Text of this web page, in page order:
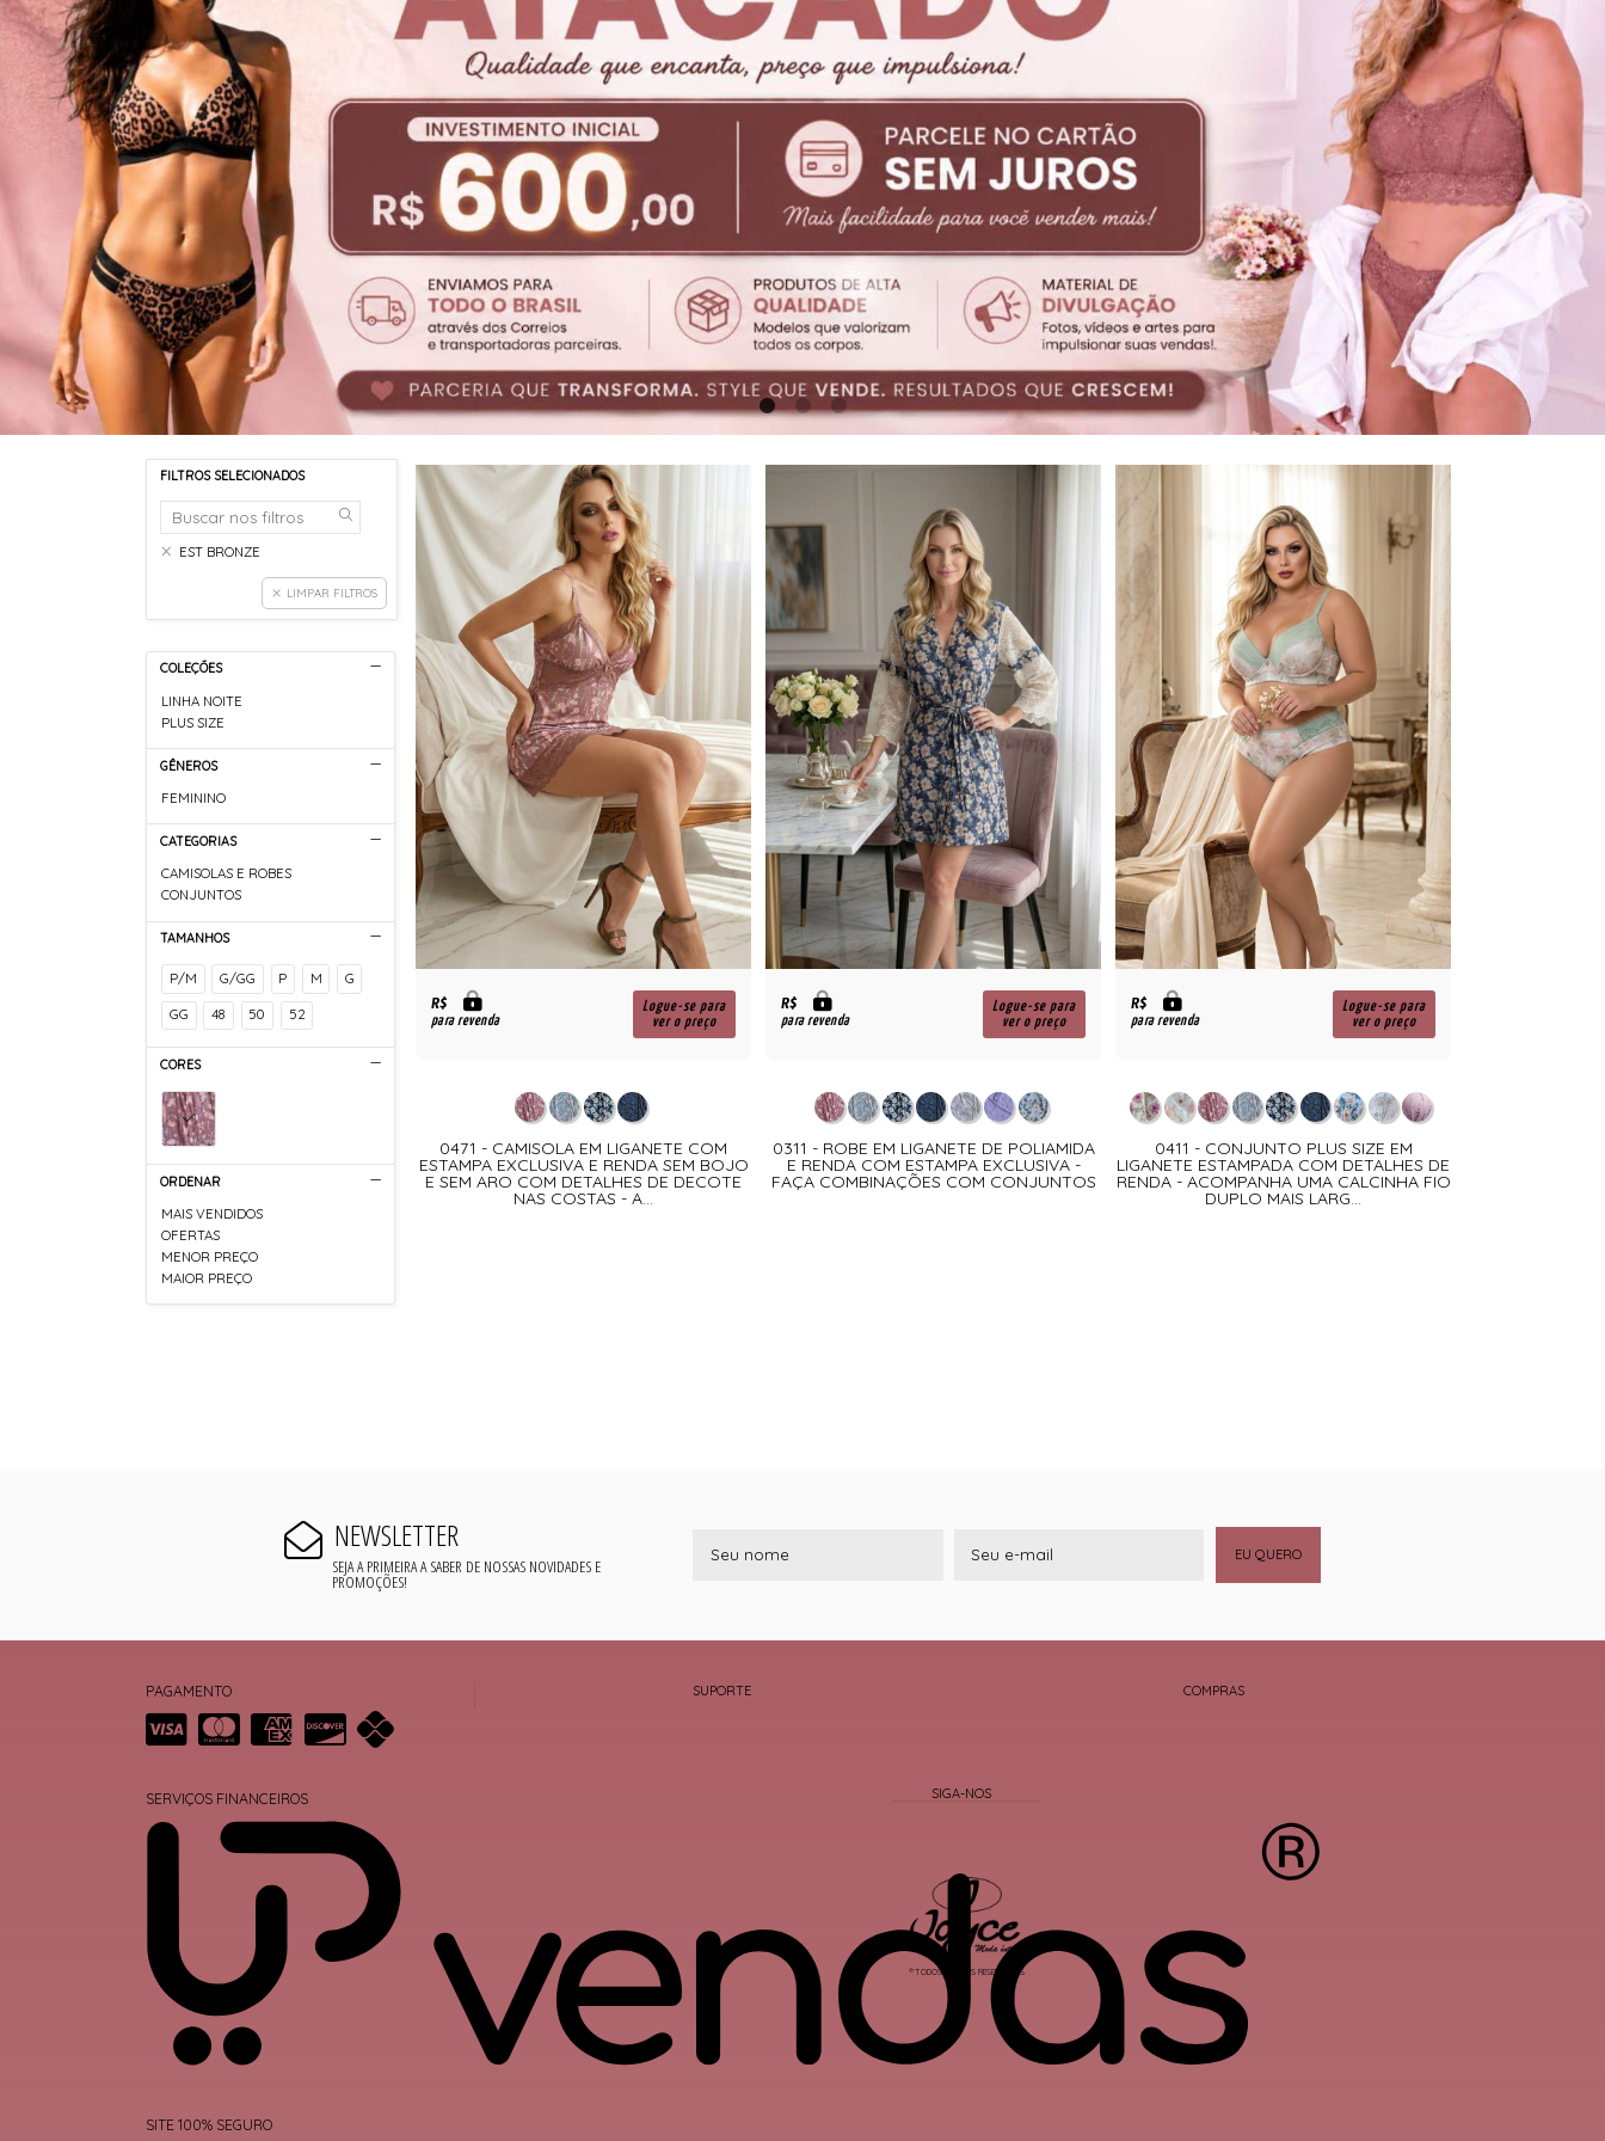
CONJUNTOS
TOPS
SUNGAS
SUTIÃS
FILTROS SELECIONADOS
EST BRONZE
LIMPAR FILTROS
COLEÇÕES
LINHA NOITE
PLUS SIZE
GÊNEROS
FEMININO
CATEGORIAS
CAMISOLAS E ROBES
CONJUNTOS
TAMANHOS
P/M G/GG P M G
GG 48 50 52
CORES
ORDENAR
MAIS VENDIDOS
OFERTAS
MENOR PREÇO
MAIOR PREÇO
R$
para revenda
Logue-se para
ver o preço
0471 - CAMISOLA EM LIGANETE COM
ESTAMPA EXCLUSIVA E RENDA SEM BOJO
E SEM ARO COM DETALHES DE DECOTE
NAS COSTAS - A...
R$
para revenda
Logue-se para
ver o preço
0311 - ROBE EM LIGANETE DE POLIAMIDA
E RENDA COM ESTAMPA EXCLUSIVA -
FAÇA COMBINAÇÕES COM CONJUNTOS
R$
para revenda
Logue-se para
ver o preço
0411 - CONJUNTO PLUS SIZE EM
LIGANETE ESTAMPADA COM DETALHES DE
RENDA - ACOMPANHA UMA CALCINHA FIO
DUPLO MAIS LARG...
NEWSLETTER
SEJA A PRIMEIRA A SABER DE NOSSAS NOVIDADES E
PROMOÇÕES!
EU QUERO
PAGAMENTO
SERVIÇOS FINANCEIROS
SITE 100% SEGURO
SUPORTE COMPRAS
® TODOS DIREITOS RESERVADOS